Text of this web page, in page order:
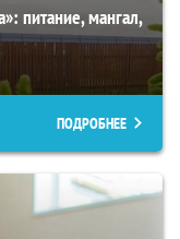
питание, мангал,
ПОДРОБНЕЕ